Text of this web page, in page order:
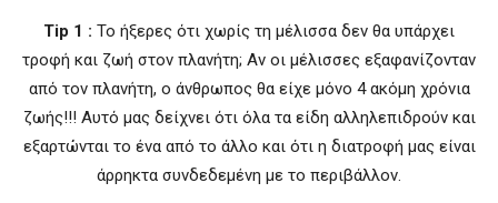
Tip 1 : Το ήξερες ότι χωρίς τη μέλισσα δεν θα υπάρχει
τροφή και ζωή στον πλανήτη; Αν οι μέλισσες εξαφανίζονταν
από τον πλανήτη, ο άνθρωπος θα είχε μόνο 4 ακόμη χρόνια
ζωής!!! Αυτό μας δείχνει ότι όλα τα είδη αλληλεπιδρούν και
εξαρτώνται το ένα από το άλλο και ότι η διατροφή μας είναι
άρρηκτα συνδεδεμένη με το περιβάλλον.